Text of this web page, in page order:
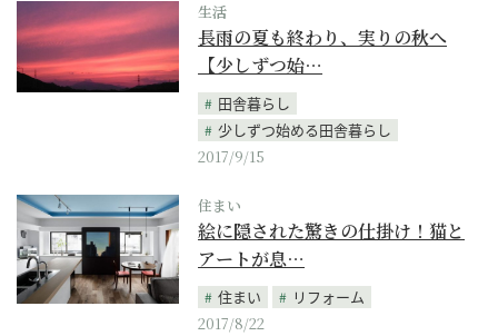
生活
長雨の夏も終わり、実りの秋へ
【少しずつ始…
田舎暮らし
少しずつ始める田舎暮らし
2017/9/15
住まい
絵に隠された驚きの仕掛け！猫と
アートが息…
住まい
リフォーム
2017/8/22